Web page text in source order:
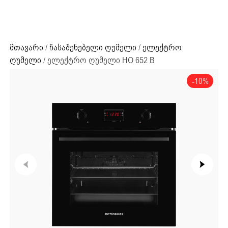
მთავარი / ჩასაშენებელი ღუმელი /ელექტრო
ღუმელი / ელექტრო ღუმელი HO 652 B
-10%
ძიების რეზულტატი